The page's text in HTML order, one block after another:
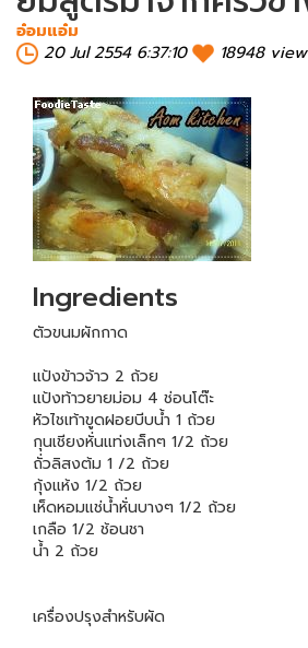
อ๋อมแอ๋ม
20 Jul 2554 6:37:10
18948 view
Ingredients
ตัวขนมผักกาด
แป้งข้าวจ้าว 2 ถ้วย
แป้งท้าวยายม่อม 4 ช่อนโต๊ะ
หัวไชเท้าขูดฝอยบีบน้ำ 1 ถ้วย
กุนเชียงหั่นแท่งเล็กๆ 1/2 ถ้วย
ถั่วลิสงต้ม 1 /2 ถ้วย
กุ้งแห้ง 1/2 ถ้วย
เห็ดหอมแช่น้ำหั่นบางๆ 1/2 ถ้วย
เกลือ 1/2 ช้อนชา
น้ำ 2 ถ้วย
เครื่องปรุงสำหรับผัด